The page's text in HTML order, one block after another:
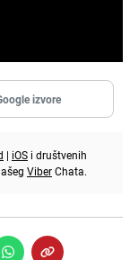
izvore
| iOS i društvenih
ViberChata.